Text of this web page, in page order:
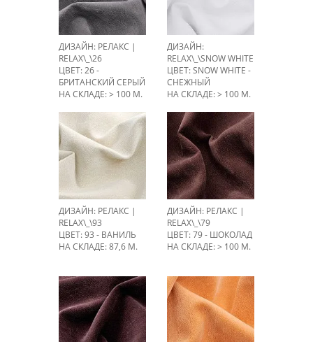
ДИЗАЙН: РЕЛАКС |
RELAX\_\26
ЦВЕТ: 26 -
БРИТАНСКИЙ СЕРЫЙ
НА СКЛАДЕ: > 100 М.
ДИЗАЙН:
RELAX\_\SNOW WHITE
ЦВЕТ: SNOW WHITE -
СНЕЖНЫЙ
НА СКЛАДЕ: > 100 М.
ДИЗАЙН: РЕЛАКС |
RELAX\_\93
ЦВЕТ: 93 - ВАНИЛЬ
НА СКЛАДЕ: 87,6 М.
ДИЗАЙН: РЕЛАКС |
RELAX\_\79
ЦВЕТ: 79 - ШОКОЛАД
НА СКЛАДЕ: > 100 М.